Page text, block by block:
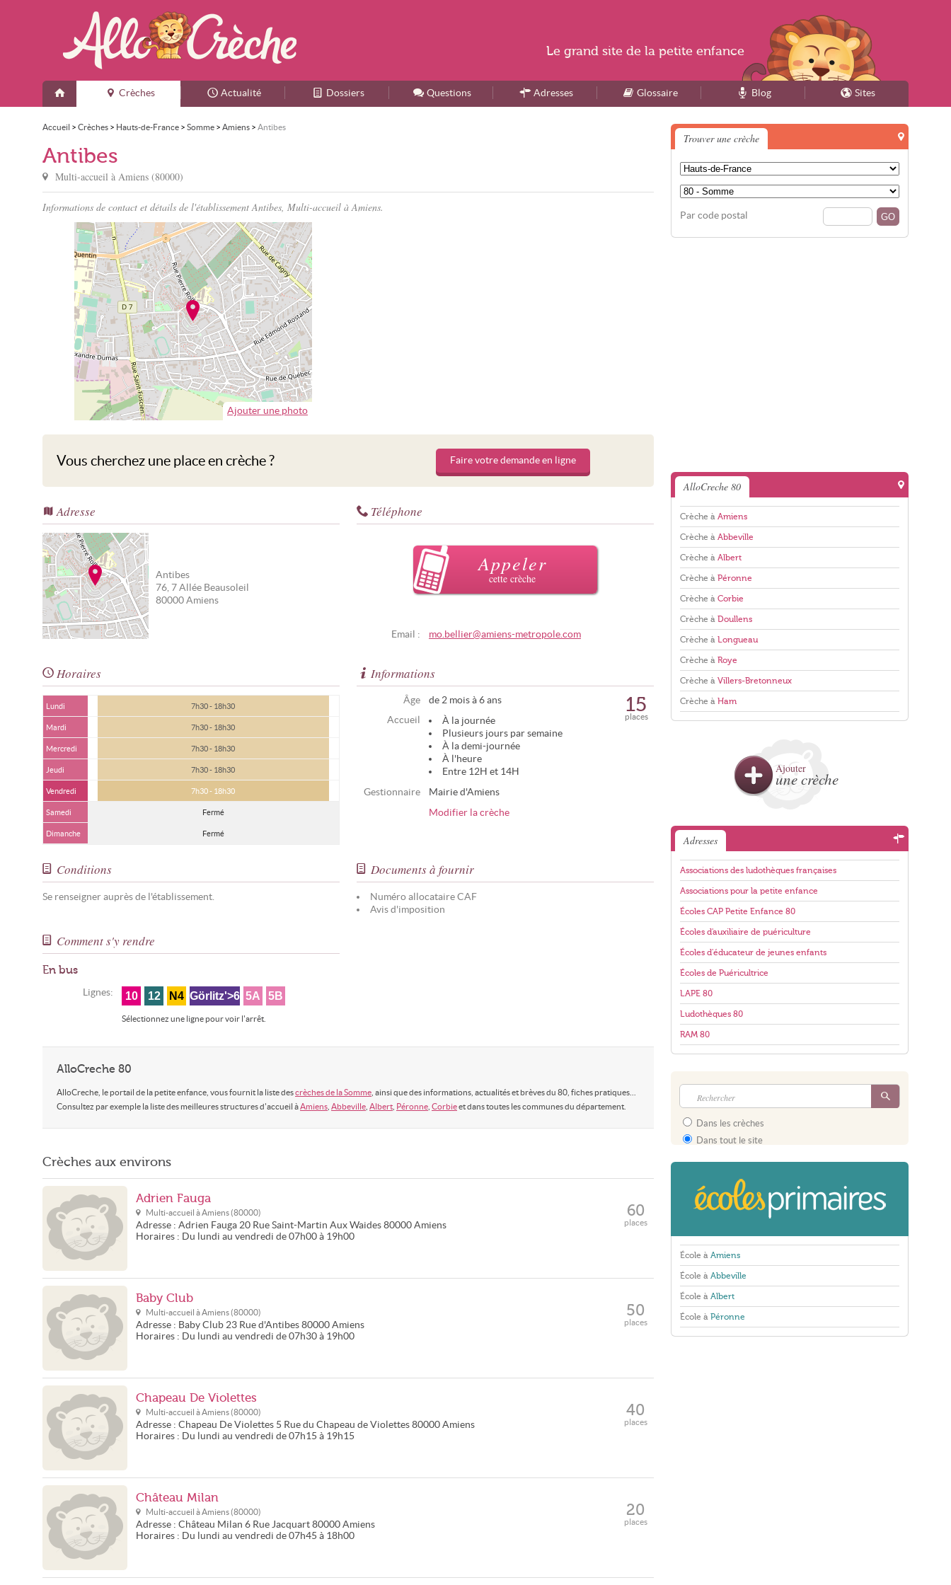
Accueil
Crèches Actualité Dossiers Questions Adresses Glossaire Blog Sites
Accueil > Crèches > Hauts-de-France > Somme > Amiens > Antibes
Antibes
Multi-accueil à Amiens (80000)
Informations de contact et détails de l'établissement Antibes, Multi-accueil à Amiens.
Ajouter une photo
Vous cherchez une place en crèche ? Faire votre demande en ligne
Adresse
Antibes
76, 7 Allée Beausoleil
80000 Amiens
Téléphone
Appeler
cette crèche
Email : mo.bellier@amiens-metropole.com
Horaires
Lundi 7h30 - 18h30
Mardi 7h30 - 18h30
Mercredi 7h30 - 18h30
Jeudi 7h30 - 18h30
Vendredi 7h30 - 18h30
Samedi Fermé
Dimanche Fermé
Informations
Âge
de 2 mois à 6 ans
Accueil
À la journée
Plusieurs jours par semaine
À la demi-journée
À l'heure
Entre 12H et 14H
Gestionnaire
Mairie d'Amiens
places
15
Modifier la crèche
Conditions
Se renseigner auprès de l'établissement.
Documents à fournir
Numéro allocataire CAF
Avis d'imposition
Comment s'y rendre
En bus
Lignes: 10 12 N4 Görlitz'>6 5A 5B
Sélectionnez une ligne pour voir l'arrêt.
AlloCreche 80
AlloCreche, le portail de la petite enfance, vous fournit la liste descrèches de la Somme , ainsi que des informations, actualités et brèves du 80, fiches pratiques...
Consultez par exemple la liste des meilleures structures d'accueil àAmiens Abbeville Albert Péronne Corbieet dans toutes les communes du département.
Crèches aux environs
Adrien Fauga
Multi-accueil àAmiens (80000)
Adresse : Adrien Fauga 20 Rue Saint-Martin Aux Waides 80000 Amiens
Horaires : Du lundi au vendredi de 07h00 à 19h00
60
places
Baby Club
Multi-accueil àAmiens (80000)
Adresse : Baby Club 23 Rue d'Antibes 80000 Amiens
Horaires : Du lundi au vendredi de 07h30 à 19h00
50
places
Chapeau De Violettes
Multi-accueil àAmiens (80000)
Adresse : Chapeau De Violettes 5 Rue du Chapeau de Violettes 80000 Amiens
Horaires : Du lundi au vendredi de 07h15 à 19h15
40
places
Château Milan
Multi-accueil àAmiens (80000)
Adresse : Château Milan 6 Rue Jacquart 80000 Amiens
Horaires : Du lundi au vendredi de 07h45 à 18h00
20
places
Trouver une crèche
Par code postal
AlloCreche 80
Crèche à Amiens
Crèche à Abbeville
Crèche à Albert
Crèche à Péronne
Crèche à Corbie
Crèche à Doullens
Crèche à Longueau
Crèche à Roye
Crèche à Villers-Bretonneux
Crèche à Ham
Ajouter
une crèche
Adresses
Associations des ludothèques françaises
Associations pour la petite enfance
Écoles CAP Petite Enfance 80
Écoles d'auxiliaire de puériculture
Écoles d'éducateur de jeunes enfants
Écoles de Puéricultrice
LAPE 80
Ludothèques 80
RAM 80
Dans les crèches
Dans tout le site
École à Amiens
École à Abbeville
École à Albert
École à Péronne
Le grand site de la petite enfance